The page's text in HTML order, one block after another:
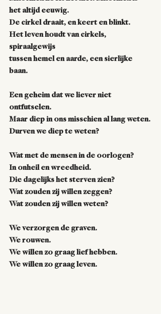
het altijd eeuwig.
De cirkel draait, en keert en blinkt.
Het leven houdt van cirkels,
spiraalgewijs
tussen hemel en aarde, een sierlijke
baan.
Een geheim dat we liever niet
ontfutselen.
Maar diep in ons misschien al lang weten.
Durven we diep te weten?
Wat met de mensen in de oorlogen?
In onheil en wreedheid.
Die dagelijks het sterven zien?
Wat zouden zij willen zeggen?
Wat zouden zij willen weten?
We verzorgen de graven.
We rouwen.
We willen zo graag lief hebben.
We willen zo graag leven.